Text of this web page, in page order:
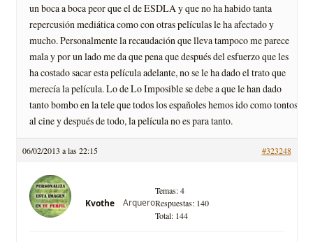
un boca a boca peor que el de ESDLA y que no ha habido tanta
repercusión mediática como con otras películas le ha afectado y
mucho. Personalmente la recaudación que lleva tampoco me parece
mala y por un lado me da que pena que después del esfuerzo que les
ha costado sacar esta película adelante, no se le ha dado el trato que
merecía la película. Lo de Lo Imposible se debe a que le han dado
tanto bombo en la tele que todos los españoles hemos ido como tontos
al cine y después de todo, la película no es para tanto.
06/02/2013 a las 22:15 #323248
Kvothe Arquero
Temas: 4
Respuestas: 140
Total: 144